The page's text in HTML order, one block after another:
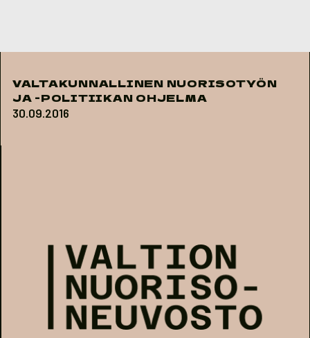
VALTAKUNNALLINEN NUORISOTYÖN
JA -POLITIIKAN OHJELMA
30.09.2016